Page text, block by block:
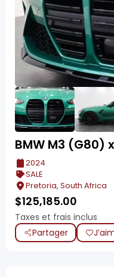
BMW M3 (G80)
2024
SALE
Pretoria, South Africa
$125,185.00
Taxes et frais inclus
Partager